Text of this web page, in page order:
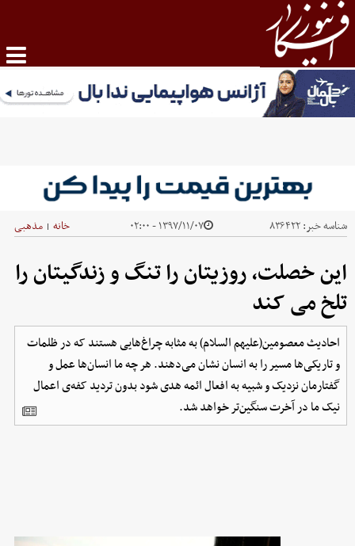
شناسه خبر:۸۳۶۴۲۲ ۱۳۹۷/۱۱/۰۷ - ۰۲:۰۰ خانه | مذهبی
این خصلت، روزیتان را تنگ و زندگیتان را
تلخ می کند
احادیث معصومین(علیهم السلام) به مثابه چراغ‌هایی هستند که در ظلمات
و تاریکی‌ها مسیر را به انسان نشان می‌دهند. هر چه ما انسان‌ها عمل و
گفتارمان نزدیک و شبیه به افعال ائمه هدی شود بدون تردید کفه‌ی اعمال
نیک ما در آخرت سنگین‌تر خواهد شد.